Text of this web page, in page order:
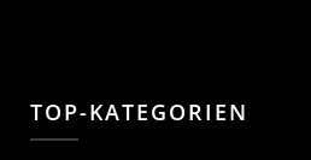
TOP-KATEGORIEN